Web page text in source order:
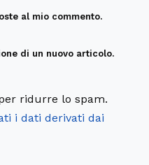
al mio commento.
di un nuovo articolo.
ridurre lo spam.
i dati derivati dai